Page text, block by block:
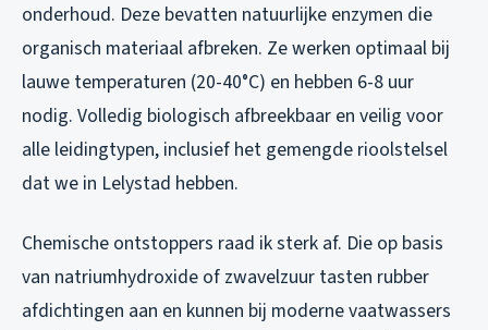
onderhoud. Deze bevatten natuurlijke enzymen die
organisch materiaal afbreken. Ze werken optimaal bij
lauwe temperaturen (20-40°C) en hebben 6-8 uur
nodig. Volledig biologisch afbreekbaar en veilig voor
alle leidingtypen, inclusief het gemengde rioolstelsel
dat we in Lelystad hebben.
Chemische ontstoppers raad ik sterk af. Die op basis
van natriumhydroxide of zwavelzuur tasten rubber
afdichtingen aan en kunnen bij moderne vaatwassers